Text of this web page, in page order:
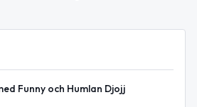
Funny och Humlan Djojj